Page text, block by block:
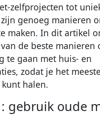
zelfprojecten tot
genoeg manieren
maken. In dit artikel
de beste manieren
te gaan met huis- en
zodat je het
halen.
gebruik oude